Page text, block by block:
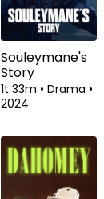
Souleymane's
Story
1t 33m • Drama •
2024